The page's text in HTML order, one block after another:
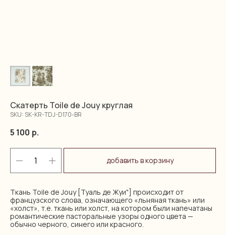
Скатерть Toile de Jouy круглая
SKU: SK-KR-TDJ-D170-BR
5 100 р.
добавить в корзину
Ткань Toile de Jouy [Туаль де Жуи"] происходит от
французского слова, означающего «льняная ткань» или
«холст», т.е. ткань или холст, на котором были напечатаны
романтические пасторальные узоры одного цвета —
обычно черного, синего или красного.